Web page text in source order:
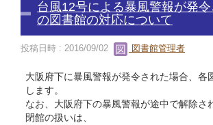
台風12号による暴風警報が発
の図書館の対応について
投稿日時 : 2016/09/02 図書館管理者
大阪府下に暴風警報が発令された場合、各
します。
なお、大阪府下の暴風警報が途中で解除さ
閉館の扱いは、